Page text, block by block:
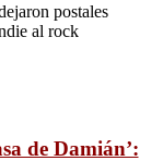
postales
al rock
de Damián’: